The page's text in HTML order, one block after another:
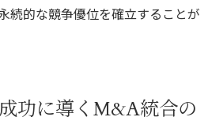
続的な競争優位を確立することが
功に導くM&A統合の